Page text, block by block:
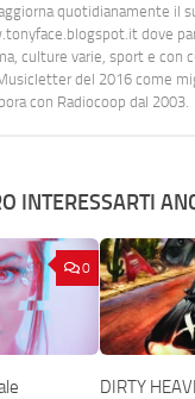
quotidianamente il
dove
culture varie, sport e con
del 2016 come
con Radiocoop dal 2003.
INTERESSARTI
0
DIRTY